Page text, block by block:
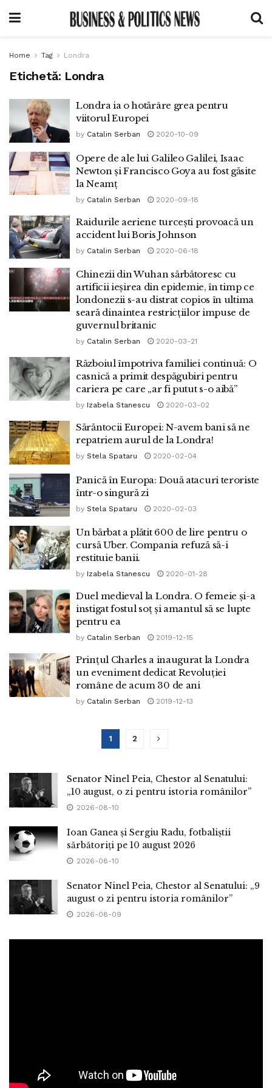
Home Tag Londra
Etichetă: Londra
Londra ia o hotărâre grea pentru
viitorul Europei
by Catalin Serban 2020-10-09
Opere de ale lui Galileo Galilei, Isaac
Newton și Francisco Goya au fost găsite
la Neamț
by Catalin Serban 2020-09-18
Raidurile aeriene turcești provoacă un
accident lui Boris Johnson
by Catalin Serban 2020-06-18
Chinezii din Wuhan sărbătoresc cu
artificii ieșirea din epidemie, în timp ce
londonezii s-au distrat copios în ultima
seară dinaintea restricțiilor impuse de
guvernul britanic
by Catalin Serban 2020-03-21
Războiul împotriva familiei continuă: O
casnică a primit despăgubiri pentru
cariera pe care „ar fi putut s-o aibă”
by Izabela Stanescu 2020-03-02
Sărăntocii Europei: N-avem bani să ne
repatriem aurul de la Londra!
by Stela Spataru 2020-02-04
Panică în Europa: Două atacuri teroriste
într-o singură zi
by Stela Spataru 2020-02-03
Un bărbat a plătit 600 de lire pentru o
cursă Uber. Compania refuză să-i
restituie banii.
by Izabela Stanescu 2020-01-28
Duel medieval la Londra. O femeie și-a
instigat fostul soț și amantul să se lupte
pentru ea
by Catalin Serban 2019-12-15
Prințul Charles a inaugurat la Londra
un eveniment dedicat Revoluției
române de acum 30 de ani
by Catalin Serban 2019-12-13
1 2
Senator Ninel Peia, Chestor al Senatului:
„10 august, o zi pentru istoria românilor”
2026-08-10
Ioan Ganea și Sergiu Radu, fotbaliștii
sărbătoriți pe 10 august 2026
2026-08-10
Senator Ninel Peia, Chestor al Senatului: „9
august o zi pentru istoria românilor”
2026-08-09